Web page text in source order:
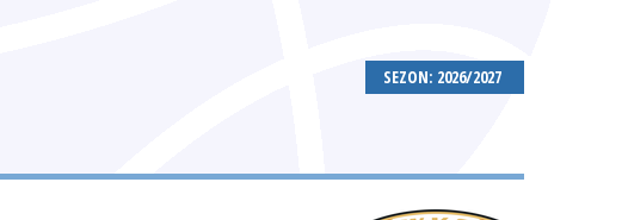
SEZON: 2026/2027